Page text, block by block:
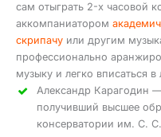
сам отыграть 2-х часовой
аккомпаниатором
скрипачу или другим
профессионально
музыку и легко вписаться
Александр Карагодин
получивший высшее
консерватории им. С.